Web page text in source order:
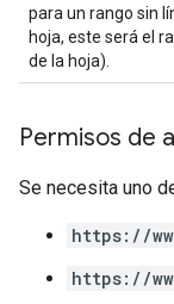
para un rango sin
hoja, este será el
de la hoja).
Permisos de
Se necesita uno
https://
https://